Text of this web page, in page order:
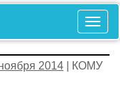
2014 | КОМУ